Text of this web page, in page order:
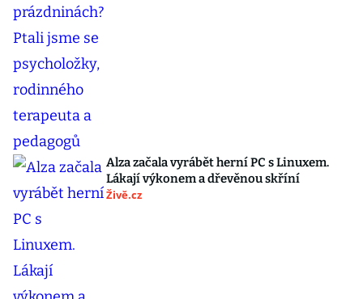
Alza začala vyrábět herní PC s Linuxem.
Lákají výkonem a dřevěnou skříní
Živě.cz